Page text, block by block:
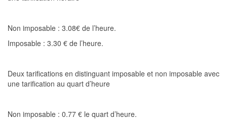
Non imposable : 3.08€ de l’heure.
Imposable : 3.30 € de l’heure.
Deux tarifications en distinguant imposable et non imposable avec
une tarification au quart d’heure
Non imposable : 0.77 € le quart d’heure.